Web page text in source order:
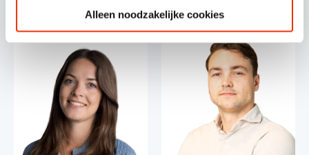
Alleen noodzakelijke cookies